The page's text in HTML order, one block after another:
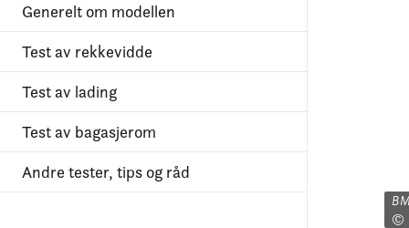
©
Generelt om modellen
Test av rekkevidde
Test av lading
Test av bagasjerom
Andre tester, tips og råd